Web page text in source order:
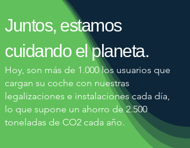
Juntos, estamos
cuidando el planeta.
Hoy, son más de 1.000 los usuarios que
cargan su coche con nuestras
legalizaciones e instalaciones cada día,
lo que supone un ahorro de 2.500
toneladas de CO2 cada año.